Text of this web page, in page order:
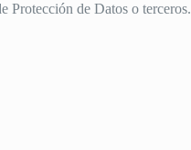
Protección de Datos o terceros.